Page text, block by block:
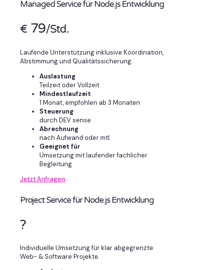
Managed Service für Node.js Entwicklung
€ 79/Std.
Laufende Unterstützung inklusive Koordination,
Abstimmung und Qualitätssicherung.
Auslastung
Teilzeit oder Vollzeit
Mindestlaufzeit
1 Monat, empfohlen ab 3 Monaten
Steuerung
durch DEV sense
Abrechnung
nach Aufwand oder mtl.
Geeignet für
Umsetzung mit laufender fachlicher
Begleitung
Jetzt Anfragen
Project Service für Node.js Entwicklung
?
Individuelle Umsetzung für klar abgegrenzte
Web- & Software Projekte.